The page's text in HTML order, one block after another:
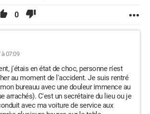
0
07:09
j'étais en état de choc, personne n'est
au moment de l'accident. Je suis rentré
bureauu avec une douleur immence au
arrachés). C'est un secrétaire du lieu ou je
avec ma voiture de service aux